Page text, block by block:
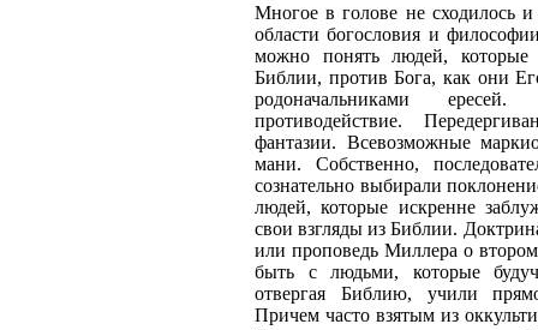
Многое в голове не сходилось
области богословия и
можно понять людей,
Библии, против Бога, как они
родоначальниками
противодействие.
фантазии. Всевозможные
мани. Собственно,
сознательно выбирали
людей, которые искренне
свои взгляды из Библии.
или проповедь Миллера о
быть с людьми, которые
отвергая Библию, учили
Причем часто взятым из